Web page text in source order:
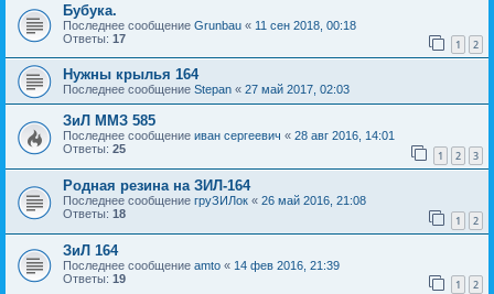
Бубука.
Последнее сообщение Grunbau « 11 сен 2018, 00:18
Ответы: 17 1 2
Нужны крылья 164
Последнее сообщение Stepan « 27 май 2017, 02:03
ЗиЛ ММЗ 585
Последнее сообщение иван сергеевич « 28 авг 2016, 14:01
Ответы: 25 1 2 3
Родная резина на ЗИЛ-164
Последнее сообщение груЗИЛок « 26 май 2016, 21:08
Ответы: 18 1 2
ЗиЛ 164
Последнее сообщение amto « 14 фев 2016, 21:39
Ответы: 19 1 2